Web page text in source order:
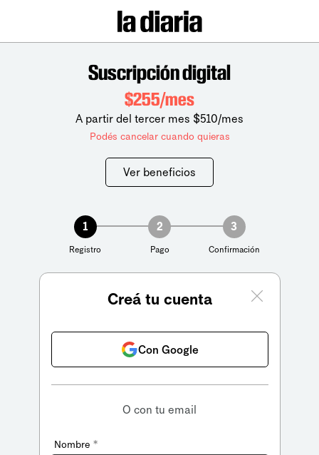
Suscripción digital
$255/mes
A partir del tercer mes $510/mes
Podés cancelar cuando quieras
Ver beneficios
1
Registro
2
Pago
3
Confirmación
Creá tu cuenta
Con Google
O con tu email
Nombre *